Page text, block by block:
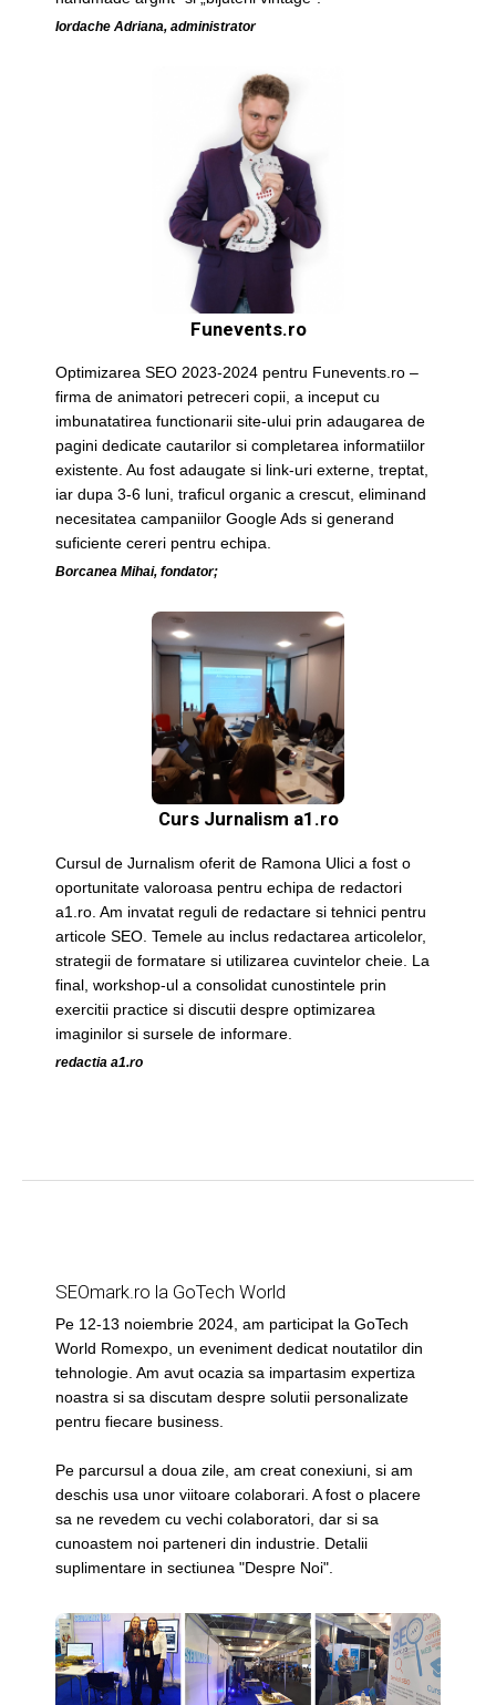
Iordache Adriana, administrator
Funevents.ro
Optimizarea SEO 2023-2024 pentru Funevents.ro –
firma de animatori petreceri copii, a inceput cu
imbunatatirea functionarii site-ului prin adaugarea de
pagini dedicate cautarilor si completarea informatiilor
existente. Au fost adaugate si link-uri externe, treptat,
iar dupa 3-6 luni, traficul organic a crescut, eliminand
necesitatea campaniilor Google Ads si generand
suficiente cereri pentru echipa.
Borcanea Mihai, fondator;
Curs Jurnalism a1.ro
Cursul de Jurnalism oferit de Ramona Ulici a fost o
oportunitate valoroasa pentru echipa de redactori
a1.ro. Am invatat reguli de redactare si tehnici pentru
articole SEO. Temele au inclus redactarea articolelor,
strategii de formatare si utilizarea cuvintelor cheie. La
final, workshop-ul a consolidat cunostintele prin
exercitii practice si discutii despre optimizarea
imaginilor si sursele de informare.
redactia a1.ro
SEOmark.ro la GoTech World
Pe 12-13 noiembrie 2024, am participat la GoTech
World Romexpo, un eveniment dedicat noutatilor din
tehnologie. Am avut ocazia sa impartasim expertiza
noastra si sa discutam despre solutii personalizate
pentru fiecare business.
Pe parcursul a doua zile, am creat conexiuni, si am
deschis usa unor viitoare colaborari. A fost o placere
sa ne revedem cu vechi colaboratori, dar si sa
cunoastem noi parteneri din industrie. Detalii
suplimentare in sectiunea "Despre Noi".